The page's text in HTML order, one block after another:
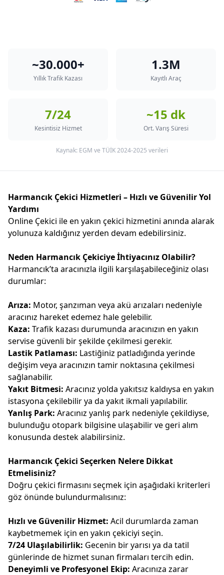
~30.000+
Yıllık Trafik Kazası
1.3M
Kayıtlı Araç
7/24
Kesintisiz Hizmet
~15 dk
Ort. Varış Süresi
Kaynak: EGM ve TÜİK 2024-2025 verileri
Harmancık Çekici Hizmetleri – Hızlı ve Güvenilir Yol
Yardımı
Online Çekici ile en yakın çekici hizmetini anında alarak
yolunuza kaldığınız yerden devam edebilirsiniz.
Neden Harmancık Çekiciye İhtiyacınız Olabilir?
Harmancık’ta aracınızla ilgili karşılaşabileceğiniz olası
durumlar:
Arıza: Motor, şanzıman veya akü arızaları nedeniyle
aracınız hareket edemez hale gelebilir.
Kaza: Trafik kazası durumunda aracınızın en yakın
servise güvenli bir şekilde çekilmesi gerekir.
Lastik Patlaması: Lastiğiniz patladığında yerinde
değişim veya aracınızın tamir noktasına çekilmesi
sağlanabilir.
Yakıt Bitmesi: Aracınız yolda yakıtsız kaldıysa en yakın
istasyona çekilebilir ya da yakıt ikmali yapılabilir.
Yanlış Park: Aracınız yanlış park nedeniyle çekildiyse,
bulunduğu otopark bilgisine ulaşabilir ve geri alım
konusunda destek alabilirsiniz.
Harmancık Çekici Seçerken Nelere Dikkat
Etmelisiniz?
Doğru çekici firmasını seçmek için aşağıdaki kriterleri
göz önünde bulundurmalısınız:
Hızlı ve Güvenilir Hizmet: Acil durumlarda zaman
kaybetmemek için en yakın çekiciyi seçin.
7/24 Ulaşılabilirlik: Gecenin bir yarısı ya da tatil
günlerinde de hizmet sunan firmaları tercih edin.
Deneyimli ve Profesyonel Ekip: Aracınıza zarar